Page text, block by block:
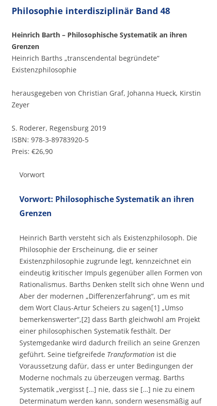
Philosophie interdisziplinär Band 48
Heinrich Barth – Philosophische Systematik an ihren
Grenzen
Heinrich Barths „transcendental begründete“
Existenzphilosophie
herausgegeben von Christian Graf, Johanna Hueck, Kirstin
Zeyer
S. Roderer, Regensburg 2019
ISBN: 978-3-89783920-5
Preis: €26,90
Vorwort
Vorwort: Philosophische Systematik an ihren
Grenzen
Heinrich Barth versteht sich als Existenzphilosoph. Die
Philosophie der Erscheinung, die er seiner
Existenzphilosophie zugrunde legt, kennzeichnet ein
eindeutig kritischer Impuls gegenüber allen Formen von
Rationalismus. Barths Denken stellt sich ohne Wenn und
Aber der modernen „Differenzerfahrung“, um es mit
dem Wort Claus-Artur Scheiers zu sagen[1] „Umso
bemerkenswerter“,[2] dass Barth gleichwohl am Projekt
einer philosophischen Systematik festhält. Der
Systemgedanke wird dadurch freilich an seine Grenzen
geführt. Seine tiefgreifede Tranzformation ist die
Voraussetzung dafür, dass er unter Bedingungen der
Moderne nochmals zu überzeugen vermag. Barths
Systematik „vergisst […] nie, dass sie […] nie zu einem
Determinatum werden kann, sondern wesensmäßig auf